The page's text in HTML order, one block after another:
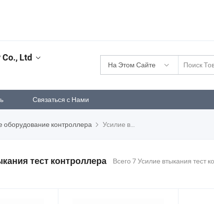
На Этом Сайте
Ltd
Связаться с Нами
оборудование контроллера Усилие втыкания тест контроллера
тест контроллера
Всего 7 Усилие втыкания тест